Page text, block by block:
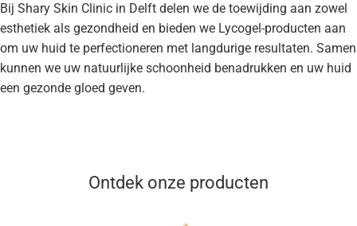
Bij Shary Skin Clinic in Delft delen we de toewijding aan zowel
esthetiek als gezondheid en bieden we Lycogel-producten aan
om uw huid te perfectioneren met langdurige resultaten. Samen
kunnen we uw natuurlijke schoonheid benadrukken en uw huid
een gezonde gloed geven.
Ontdek onze producten